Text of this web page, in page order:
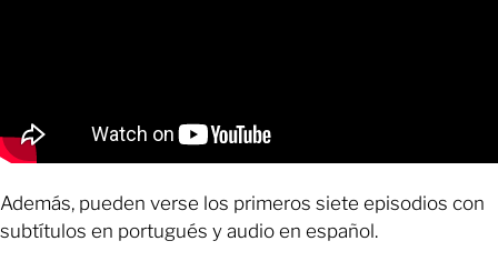
Además, pueden verse los primeros siete episodios con
subtítulos en portugués y audio en español.